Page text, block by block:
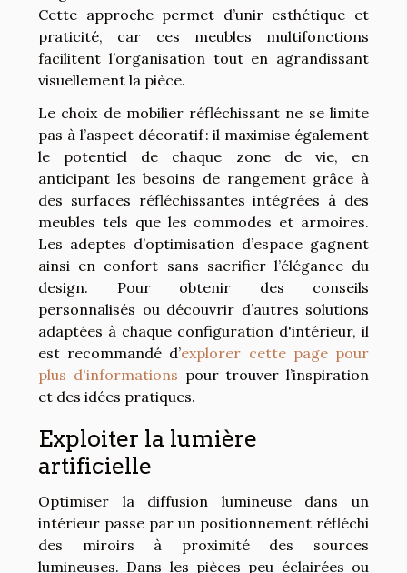
Cette approche permet d’unir esthétique et
praticité, car ces meubles multifonctions
facilitent l’organisation tout en agrandissant
visuellement la pièce.
Le choix de mobilier réfléchissant ne se limite
pas à l’aspect décoratif : il maximise également
le potentiel de chaque zone de vie, en
anticipant les besoins de rangement grâce à
des surfaces réfléchissantes intégrées à des
meubles tels que les commodes et armoires.
Les adeptes d’optimisation d’espace gagnent
ainsi en confort sans sacrifier l’élégance du
design. Pour obtenir des conseils
personnalisés ou découvrir d’autres solutions
adaptées à chaque configuration d'intérieur, il
est recommandé d’explorer cette page pour
plus d'informations pour trouver l’inspiration
et des idées pratiques.
Exploiter la lumière
artificielle
Optimiser la diffusion lumineuse dans un
intérieur passe par un positionnement réfléchi
des miroirs à proximité des sources
lumineuses. Dans les pièces peu éclairées ou